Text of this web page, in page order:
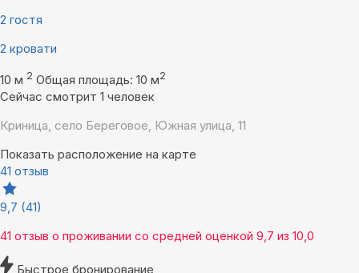
2 гостя
2 кровати
10 м 2 Общая площадь: 10 м2
Сейчас смотрит 1 человек
Криница, село Береговое, Южная улица, 11
Показать расположение на карте
41 отзыв
9,7 (41)
41 отзыв о проживании со средней оценкой 9,7 из 10,0
Быстрое бронирование